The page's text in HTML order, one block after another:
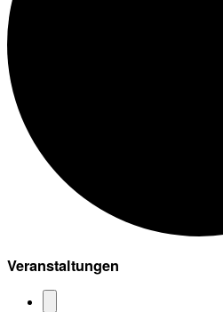
Veranstaltungen